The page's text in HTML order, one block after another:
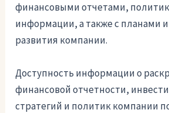
финансовыми отчетами,
информации, а также с планами
развития компании.
Доступность информации о
финансовой отчетности,
стратегий и политик компании